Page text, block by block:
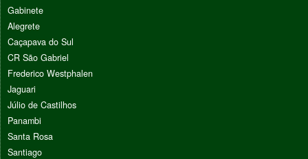
Gabinete
Alegrete
Caçapava do Sul
CR São Gabriel
Frederico Westphalen
Jaguari
Júlio de Castilhos
Panambi
Santa Rosa
Santiago